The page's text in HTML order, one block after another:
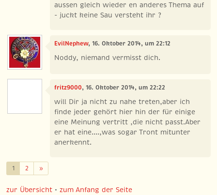
aussen gleich wieder en anderes Thema auf
- juckt keine Sau versteht ihr ?
EvilNephew, 16. Oktober 2014, um 22:12
Noddy, niemand vermisst dich.
fritz9000, 16. Oktober 2014, um 22:22
will Dir ja nicht zu nahe treten,aber ich
finde jeder gehört hier hin der für einige
eine Meinung vertritt ,die nicht passt.Aber
er hat eine....,was sogar Tront mitunter
anerkennt.
1 2 »Weiter
zur Übersicht •zum Anfang der Seite